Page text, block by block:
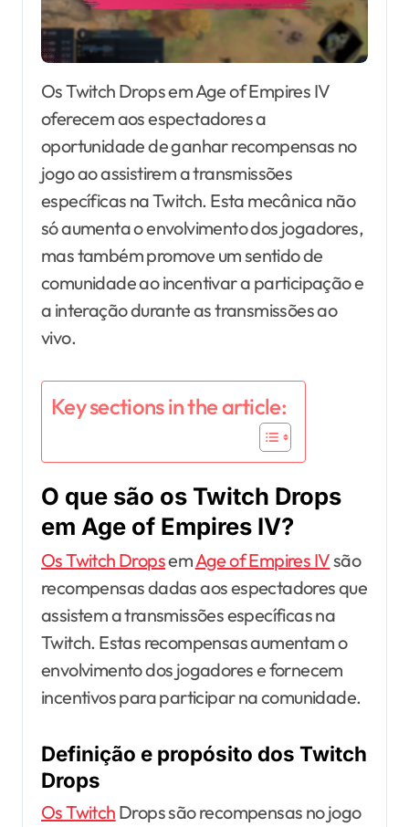
Os Twitch Drops em Age of Empires IV
oferecem aos espectadores a
oportunidade de ganhar recompensas no
jogo ao assistirem a transmissões
específicas na Twitch. Esta mecânica não
só aumenta o envolvimento dos jogadores,
mas também promove um sentido de
comunidade ao incentivar a participação e
a interação durante as transmissões ao
vivo.
Key sections in the article:
O que são os Twitch Drops
em Age of Empires IV?
Os Twitch DropsemAge of Empires IVsão
recompensas dadas aos espectadores que
assistem a transmissões específicas na
Twitch. Estas recompensas aumentam o
envolvimento dos jogadores e fornecem
incentivos para participar na comunidade.
Definição e propósito dos Twitch
Drops
Os Twitch Drops são recompensas no jogo